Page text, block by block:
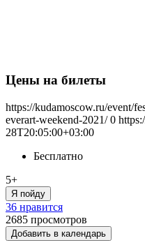
Цены на билеты
https://kudamoscow.ru/event/
everart-weekend-2021/ 0
28T20:05:00+03:00
Бесплатно
5+
Я пойду
36 нравится
2685 просмотров
Добавить в календарь